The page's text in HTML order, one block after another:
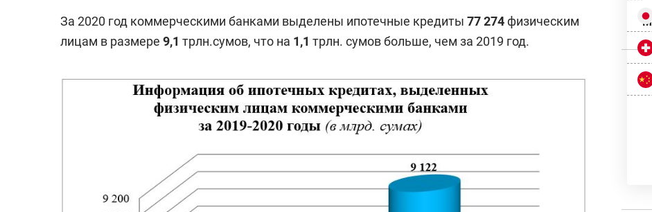
За 2020 год коммерческими банками выделены ипотечные кредиты 77274 физическим
лицам в размере 9,1 трлн.сумов, что на 1,1 трлн. сумов больше, чем за 2019 год.